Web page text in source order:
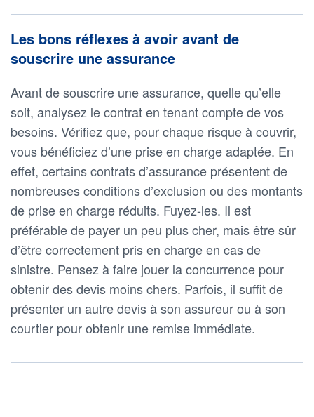
Les bons réflexes à avoir avant de
souscrire une assurance
Avant de souscrire une assurance, quelle qu’elle
soit, analysez le contrat en tenant compte de vos
besoins. Vérifiez que, pour chaque risque à couvrir,
vous bénéficiez d’une prise en charge adaptée. En
effet, certains contrats d’assurance présentent de
nombreuses conditions d’exclusion ou des montants
de prise en charge réduits. Fuyez-les. Il est
préférable de payer un peu plus cher, mais être sûr
d’être correctement pris en charge en cas de
sinistre. Pensez à faire jouer la concurrence pour
obtenir des devis moins chers. Parfois, il suffit de
présenter un autre devis à son assureur ou à son
courtier pour obtenir une remise immédiate.